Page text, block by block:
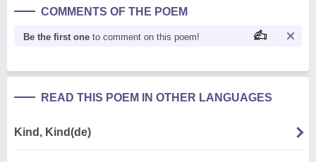
COMMENTS OF THE POEM
Be the first one to comment on this poem!
READ THIS POEM IN OTHER LANGUAGES
Kind, Kind(de)